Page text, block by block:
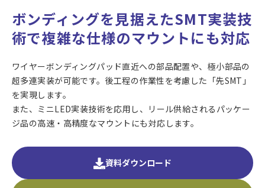
ボンディングを見据えたSMT実装技
術で複雑な仕様のマウントにも対応
ワイヤーボンディングパッド直近への部品配置や、極小部品の
超多連実装が可能です。後工程の作業性を考慮した「先SMT」
を実現します。
また、ミニLED実装技術を応用し、リール供給されるパッケー
ジ品の高速・高精度なマウントにも対応します。
資料ダウンロード